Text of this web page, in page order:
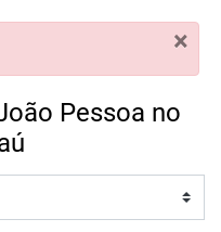
Pessoa no
×